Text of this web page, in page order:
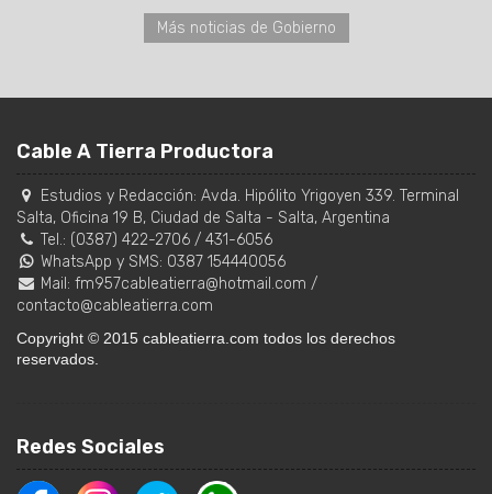
Más noticias de Gobierno
Cable A Tierra Productora
Estudios y Redacción: Avda. Hipólito Yrigoyen 339. Terminal
Salta, Oficina 19 B, Ciudad de Salta - Salta, Argentina
Tel.: (0387) 422-2706 / 431-6056
WhatsApp y SMS: 0387 154440056
Mail: fm957cableatierra@hotmail.com /
contacto@cableatierra.com
Copyright © 2015 cableatierra.com todos los derechos
reservados.
Redes Sociales